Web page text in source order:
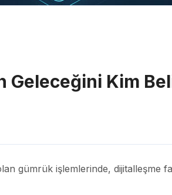
Geleceğini Kim
gümrük işlemlerinde, dijitalleşme